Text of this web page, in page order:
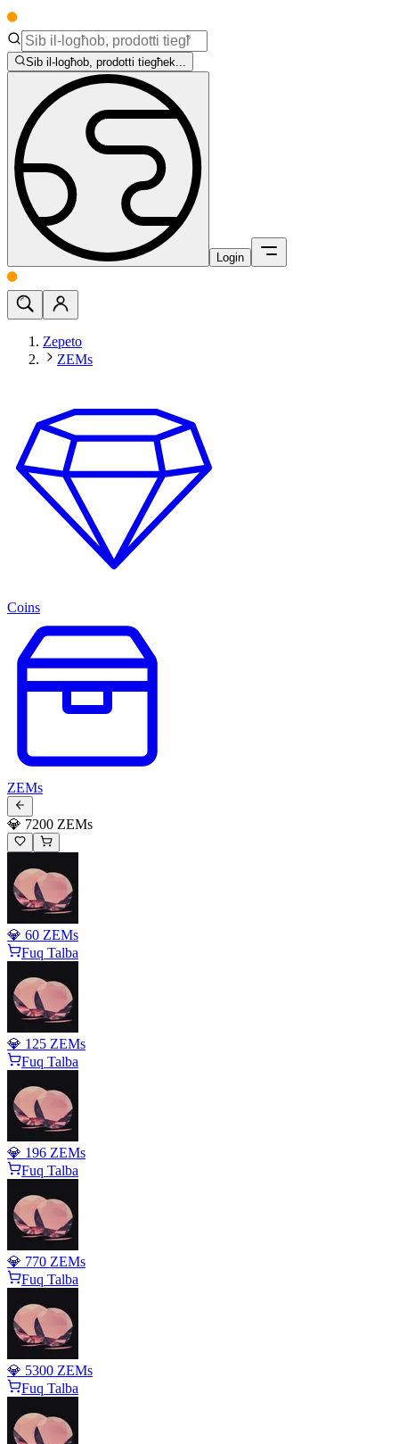
Sib il-logħob, prodotti tiegħek...
Login
Zepeto
ZEMs
Coins
ZEMs
💎 7200 ZEMs
💎 60 ZEMs
Fuq Talba
💎 125 ZEMs
Fuq Talba
💎 196 ZEMs
Fuq Talba
💎 770 ZEMs
Fuq Talba
💎 5300 ZEMs
Fuq Talba